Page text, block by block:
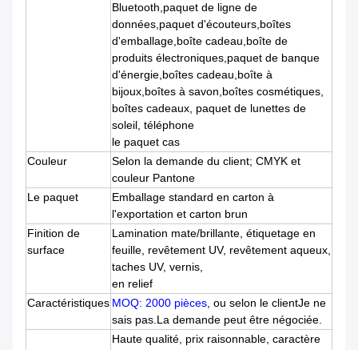
Bluetooth,paquet de ligne de
données,paquet d'écouteurs,boîtes
d'emballage,boîte cadeau,boîte de
produits électroniques,paquet de banque
d'énergie,boîtes cadeau,boîte à
bijoux,boîtes à savon,boîtes cosmétiques,
boîtes cadeaux, paquet de lunettes de
soleil, téléphone
le paquet cas
Couleur
Selon la demande du client; CMYK et
couleur Pantone
Le paquet
Emballage standard en carton à
l'exportation et carton brun
Finition de
surface
Lamination mate/brillante, étiquetage en
feuille, revêtement UV, revêtement aqueux,
taches UV, vernis,
en relief
Caractéristiques MOQ: 2000 pièces, ou selon le clientJe ne
sais pas.La demande peut être négociée.
Haute qualité, prix raisonnable, caractère